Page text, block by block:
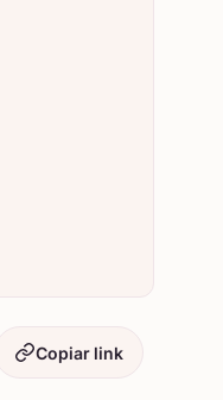
Copiar link